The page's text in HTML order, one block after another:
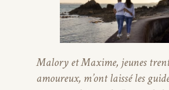
Malory et Maxime, jeunes
amoureux, m’ont laissé les